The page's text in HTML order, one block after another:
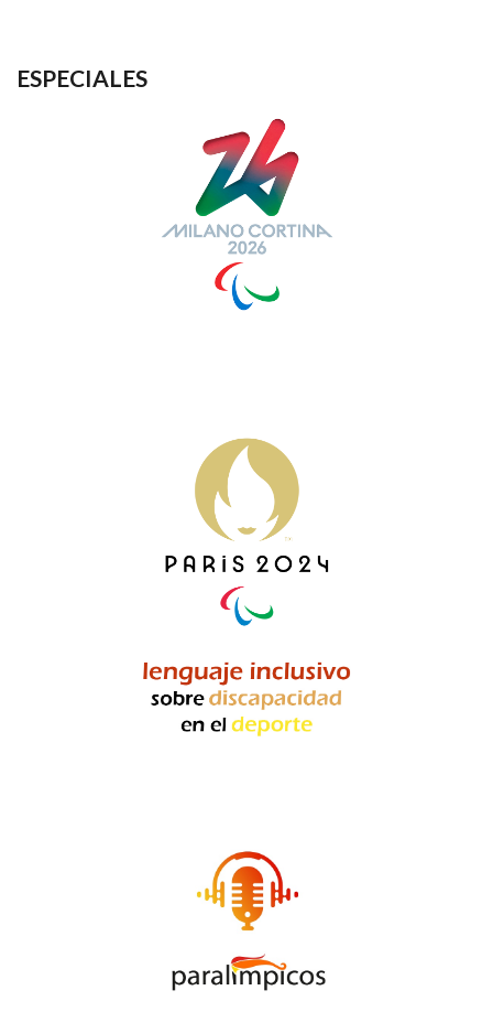
ESPECIALES